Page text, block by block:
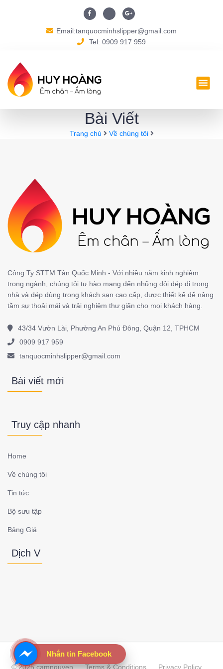
Email:tanquocminhslipper@gmail.com
Tel: 0909 917 959
Bài Viết
Trang chủ Về chúng tôi
Công Ty STTM Tân Quốc Minh - Với nhiều năm kinh nghiệm
trong ngành, chúng tôi tự hào mang đến những đôi dép đi trong
nhà và dép dùng trong khách sạn cao cấp, được thiết kế để nâng
tầm sự thoải mái và trải nghiệm thư giãn cho mọi khách hàng.
43/34 Vườn Lài, Phường An Phú Đông, Quận 12, TPHCM
0909 917 959
tanquocminhslipper@gmail.com
Bài viết mới
Truy cập nhanh
Home
Về chúng tôi
Tin tức
Bộ sưu tập
Bảng Giá
Dịch V
© 2025 camnguyen Terms & Conditions Privacy Policy
Nhắn tin Facebook